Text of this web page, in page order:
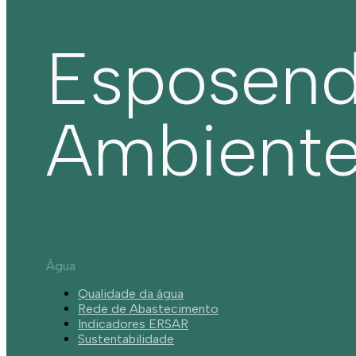
Água
Qualidade da água
Rede de Abastecimento
Indicadores ERSAR
Sustentabilidade